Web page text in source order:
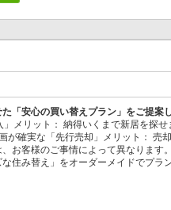
「安心の買い替えプラン」をご提案し
」メリット： 納得いくまで新居を探
が確実な「先行売却」メリット： 売
お客様のご事情によって異なります
住み替え」をオーダーメイドでプラ